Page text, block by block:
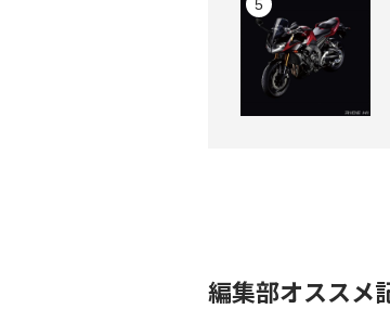
編集部オススメ